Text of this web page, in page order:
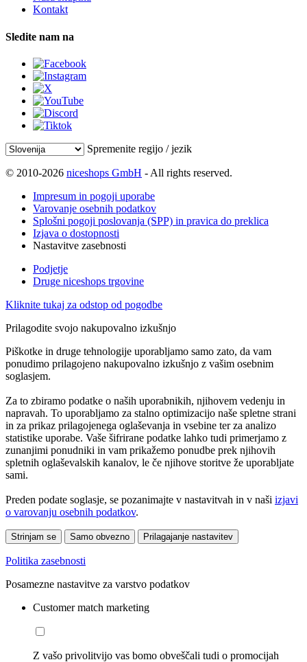
Kontakt
Sledite nam na
Spremenite regijo / jezik
© 2010-2026 niceshops GmbH - All rights reserved.
Impresum in pogoji uporabe
Varovanje osebnih podatkov
Splošni pogoji poslovanja (SPP) in pravica do preklica
Izjava o dostopnosti
Nastavitve zasebnosti
Podjetje
Druge niceshops trgovine
Kliknite tukaj za odstop od pogodbe
Prilagodite svojo nakupovalno izkušnjo
Piškotke in druge tehnologije uporabljamo samo zato, da vam
ponudimo prilagojeno nakupovalno izkušnjo z vašim osebnim
soglasjem.
Za to zbiramo podatke o naših uporabnikih, njihovem vedenju in
napravah. To uporabljamo za stalno optimizacijo naše spletne strani
in za prikaz prilagojenega oglaševanja in vsebine ter za analizo
statistike uporabe. Vaše šifrirane podatke lahko tudi primerjamo z
zunanjimi ponudniki in vam prikažemo ponudbe prek njihovih
spletnih oglaševalskih kanalov, le če njihove storitve že uporabljate
sami.
Preden podate soglasje, se pozanimajte v nastavitvah in v naši izjavi
o varovanju osebnih podatkov.
Strinjam se Samo obvezno Prilagajanje nastavitev
Politika zasebnosti
Posamezne nastavitve za varstvo podatkov
Customer match marketing
Z vašo privolitvijo vas bomo obveščali tudi o promocijah